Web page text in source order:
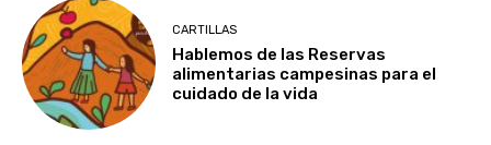
CARTILLAS
Hablemos de las Reservas
alimentarias campesinas para el
cuidado de la vida